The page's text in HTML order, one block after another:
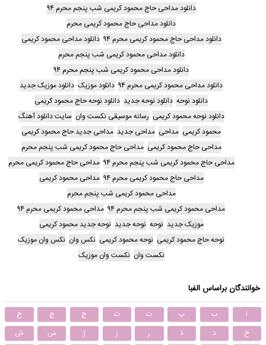
دانلود مداحی حاج محمود کریمی شب پنجم محرم ۹۴
دانلود مداحی حاج محمود کریمی محرم
دانلود مداحی حاج محمود کریمی محرم ۹۴
دانلود مداحی محمود کریمی
دانلود مداحی محمود کریمی شب پنجم محرم
دانلود مداحی محمود کریمی شب پنجم محرم ۹۴
دانلود مداحی محمود کریمی محرم ۹۴
دانلود موزیک دانلود موزیک جدید
دانلود نوحه دانلود نوحه جدید دانلود نوحه حاج محمود کریمی
دانلود نوحه محمود کریمی رسانه موسیقی نکست وان سایت دانلود آهنگ
محمود کریمی مداحی مداحی جدید مداحی جدید حاج محمود کریمی
مداحی حاج محمود کریمی مداحی حاج محمود کریمی شب پنجم محرم
مداحی حاج محمود کریمی شب پنجم محرم ۹۴
مداحی حاج محمود کریمی محرم
مداحی حاج محمود کریمی محرم ۹۴
مداحی محمود کریمی
مداحی محمود کریمی شب پنجم محرم
مداحی محمود کریمی شب پنجم محرم ۹۴
مداحی محمود کریمی محرم ۹۴
موزیک جدید نوحه نوحه جدید نوحه جدید محمود کریمی
نوحه حاج محمود کریمی نوحه محمود کریمی نکس وان نکس وان موزیک
نکست وان نکست وان موزیک
خوانندگان براساس الفبا
ا ب پ ت ث ج چ
ح
خ
د ذ ر ز ژ س
ش